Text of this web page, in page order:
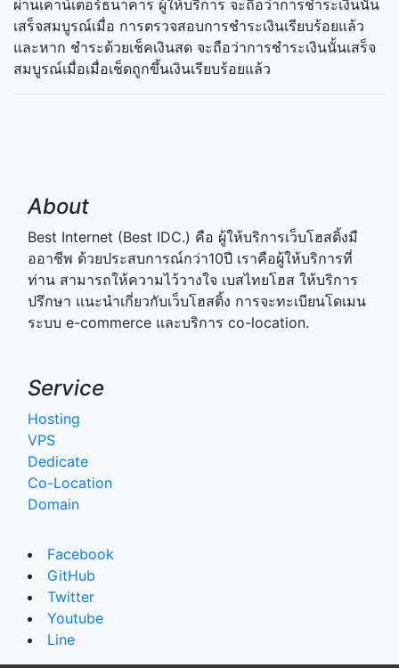
ผ่านเคาน์เตอร์ธนาคาร ผู้ให้บริการ จะถือว่าการชำระเงินนั้น
เสร็จสมบูรณ์เมื่อ การตรวจสอบการชำระเงินเรียบร้อยแล้ว
และหาก ชำระด้วยเช็คเงินสด จะถือว่าการชำระเงินนั้นเสร็จ
สมบูรณ์เมื่อเมื่อเช็ดถูกขึ้นเงินเรียบร้อยแล้ว
About
Best Internet (Best IDC.) คือ ผู้ให้บริการเว็บโฮสติ้งมื
ออาชีพ ด้วยประสบการณ์กว่า10ปี เราคือผู้ให้บริการที่
ท่าน สามารถให้ความไว้วางใจ เบสไทยโฮส ให้บริการ
ปรึกษา แนะนำเกี่ยวกับเว็บโฮสติ้ง การจะทะเบียนโดเมน
ระบบ e-commerce และบริการ co-location.
Service
Hosting
VPS
Dedicate
Co-Location
Domain
Facebook
GitHub
Twitter
Youtube
Line